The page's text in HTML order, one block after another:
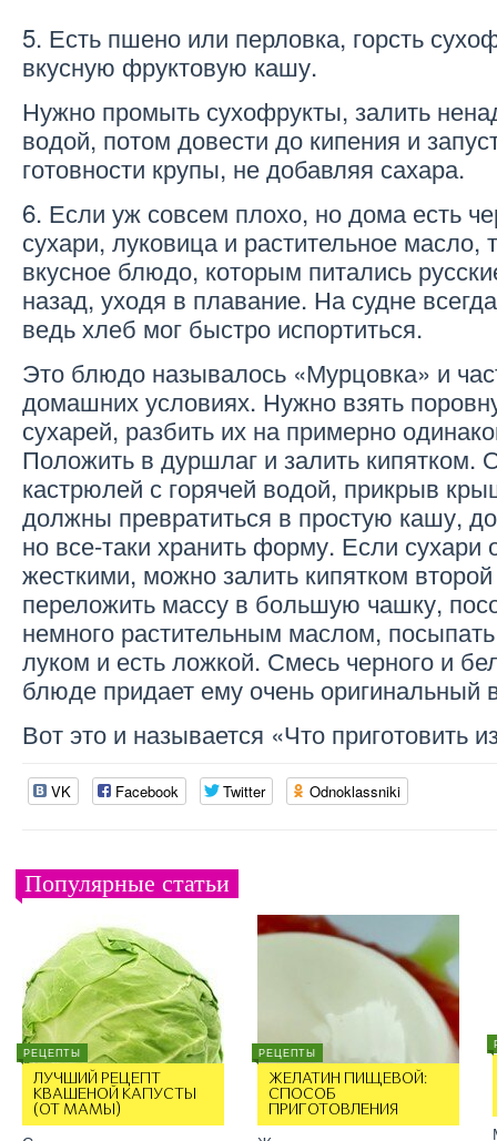
5. Есть пшено или перловка, горсть
вкусную фруктовую кашу.
Нужно промыть сухофрукты, залить
водой, потом довести до кипения и
готовности крупы, не добавляя сахара.
6. Если уж совсем плохо, но дома есть
сухари, луковица и растительное масло,
вкусное блюдо, которым питались
назад, уходя в плавание. На судне
ведь хлеб мог быстро испортиться.
Это блюдо называлось «Мурцовка» и
домашних условиях. Нужно взять
сухарей, разбить их на примерно
Положить в дуршлаг и залить кипятком.
кастрюлей с горячей водой, прикрыв
должны превратиться в простую кашу,
но все-таки хранить форму. Если сухари
жесткими, можно залить кипятком
переложить массу в большую чашку,
немного растительным маслом,
луком и есть ложкой. Смесь черного и
блюде придает ему очень оригинальный
Вот это и называется «Что приготовить
VK Facebook Twitter Odnoklassniki
Популярные статьи
РЕЦЕПТЫ
ЛУЧШИЙ РЕЦЕПТ
КВАШЕНОЙ КАПУСТЫ
(ОТ МАМЫ)
РЕЦЕПТЫ
ЖЕЛАТИН ПИЩЕВОЙ:
СПОСОБ
ПРИГОТОВЛЕНИЯ